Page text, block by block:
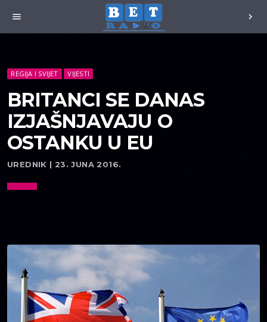
menu chevron_right
REGIJA I SVIJET VIJESTI
BRITANCI SE DANAS
IZJAŠNJAVAJU O
OSTANKU U EU
UREDNIK | 23. JUNA 2016.